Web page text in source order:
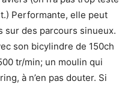
Performante, elle peut
sur des parcours sinueux.
son bicylindre de 150ch
tr/min; un moulin qui
à n’en pas douter. Si